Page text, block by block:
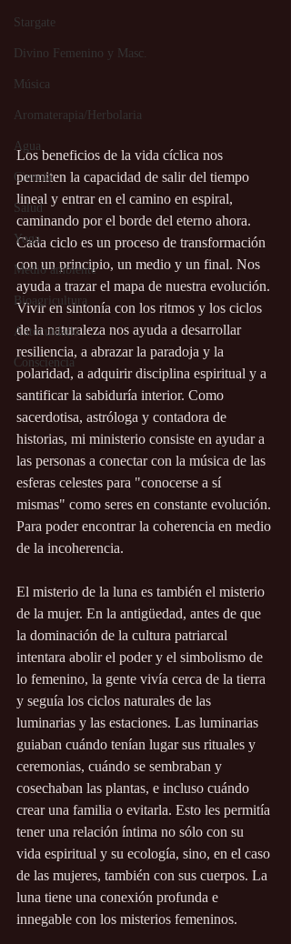
Stargate
Divino Femenino y Masc.
Música
Aromaterapia/Herbolaria
Agua
Ciencia
Salud
Yoga
Medio ambiente
Bioagricultura
Autocuidado
Consciencia
Los beneficios de la vida cíclica nos
permiten la capacidad de salir del tiempo
lineal y entrar en el camino en espiral,
caminando por el borde del eterno ahora.
Cada ciclo es un proceso de transformación
con un principio, un medio y un final. Nos
ayuda a trazar el mapa de nuestra evolución.
Vivir en sintonía con los ritmos y los ciclos
de la naturaleza nos ayuda a desarrollar
resiliencia, a abrazar la paradoja y la
polaridad, a adquirir disciplina espiritual y a
santificar la sabiduría interior. Como
sacerdotisa, astróloga y contadora de
historias, mi ministerio consiste en ayudar a
las personas a conectar con la música de las
esferas celestes para "conocerse a sí
mismas" como seres en constante evolución.
Para poder encontrar la coherencia en medio
de la incoherencia.
El misterio de la luna es también el misterio
de la mujer. En la antigüedad, antes de que
la dominación de la cultura patriarcal
intentara abolir el poder y el simbolismo de
lo femenino, la gente vivía cerca de la tierra
y seguía los ciclos naturales de las
luminarias y las estaciones. Las luminarias
guiaban cuándo tenían lugar sus rituales y
ceremonias, cuándo se sembraban y
cosechaban las plantas, e incluso cuándo
crear una familia o evitarla. Esto les permitía
tener una relación íntima no sólo con su
vida espiritual y su ecología, sino, en el caso
de las mujeres, también con sus cuerpos. La
luna tiene una conexión profunda e
innegable con los misterios femeninos.